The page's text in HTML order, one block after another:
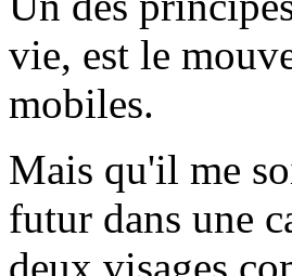
vie, est le
mobiles.
Mais qu'il me
futur dans une
deux visages